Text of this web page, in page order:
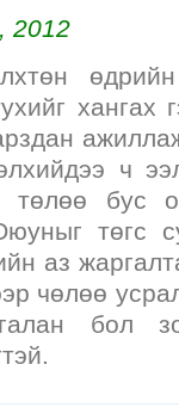
2012
хангах
ч
төлөө бус
төгс
аз
чөлөө
бол